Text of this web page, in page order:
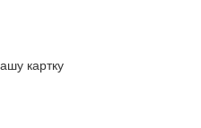
картку